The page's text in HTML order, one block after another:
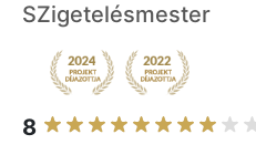
SZigetelésmester
8